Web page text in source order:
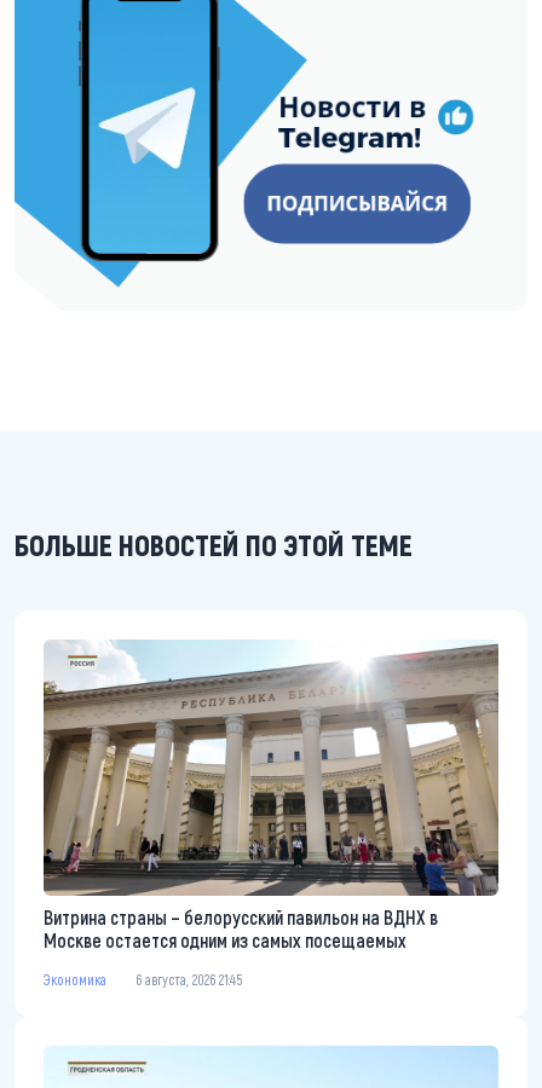
БОЛЬШЕ НОВОСТЕЙ ПО ЭТОЙ ТЕМЕ
Витрина страны – белорусский павильон на ВДНХ в
Москве остается одним из самых посещаемых
Экономика 6 августа, 2026 21:45